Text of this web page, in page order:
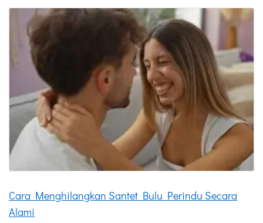
Cara Menghilangkan Santet Bulu Perindu Secara
Alami